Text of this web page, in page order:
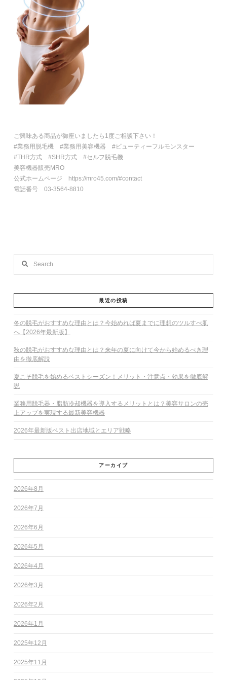
ご興味ある商品が御座いましたら1度ご相談下さい！
#業務用脱毛機 #業務用美容機器 #ビューティーフルモンスター
#THR方式 #SHR方式 #セルフ脱毛機
美容機器販売MRO
公式ホームページ https://mro45.com/#contact
電話番号 03-3564-8810
最近の投稿
冬の脱毛がおすすめな理由とは？今始めれば夏までに理想のツルすべ肌
へ【2026年最新版】
秋の脱毛がおすすめな理由とは？来年の夏に向けて今から始めるべき理
由を徹底解説
夏こそ脱毛を始めるベストシーズン！メリット・注意点・効果を徹底解
説
業務用脱毛器・脂肪冷却機器を導入するメリットとは？美容サロンの売
上アップを実現する最新美容機器
2026年最新版ベスト出店地域とエリア戦略
アーカイブ
2026年8月
2026年7月
2026年6月
2026年5月
2026年4月
2026年3月
2026年2月
2026年1月
2025年12月
2025年11月